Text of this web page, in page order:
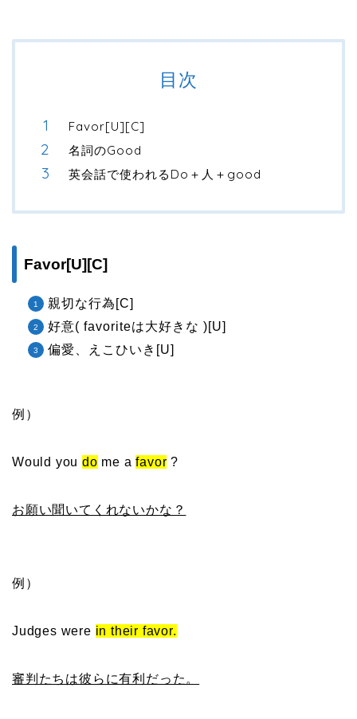
目次
Favor[U][C]
名詞のGood
英会話で使われるDo＋人＋good
Favor[U][C]
親切な行為[C]
好意( favoriteは大好きな )[U]
偏愛、えこひいき[U]
例）
Would youdo me afavor ?
お願い聞いてくれないかな？
例）
Judges were in their favor.
審判たちは彼らに有利だった。